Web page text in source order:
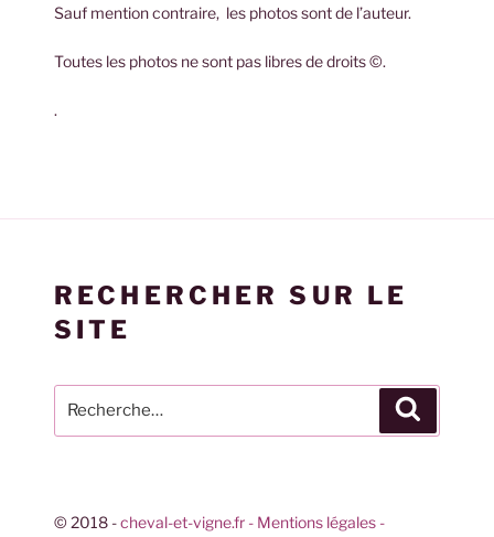
Sauf mention contraire, les photos sont de l’auteur.
Toutes les photos ne sont pas libres de droits ©.
.
RECHERCHER SUR LE
SITE
© 2018 -cheval-et-vigne.fr - Mentions légales -